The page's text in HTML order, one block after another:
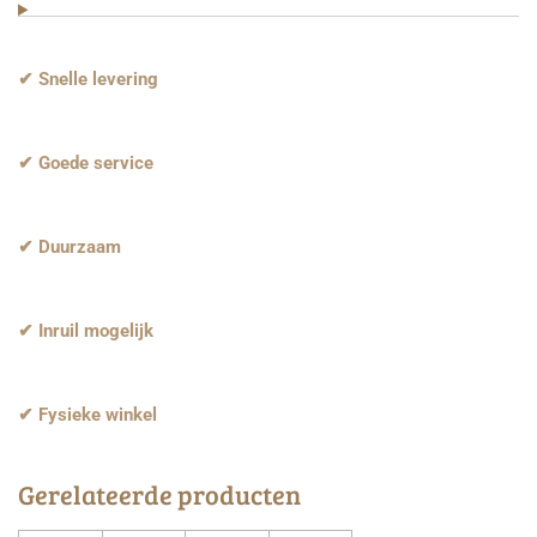
✔ Snelle levering
✔ Goede service
✔ Duurzaam
✔ Inruil mogelijk
✔ Fysieke winkel
Gerelateerde producten